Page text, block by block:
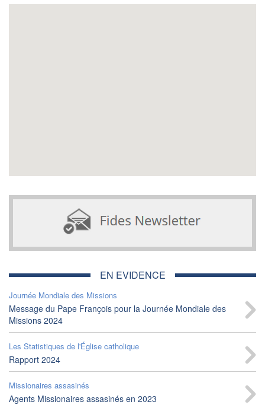
EN EVIDENCE
Journée Mondiale des Missions
Message du Pape François pour la Journée Mondiale des
Missions 2024
Les Statistiques de l'Église catholique
Rapport 2024
Missionaires assasinés
Agents Missionaires assasinés en 2023